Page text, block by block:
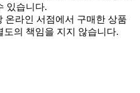
있습니다.
온라인 서점에서 구매한 상품
도의 책임을 지지 않습니다.